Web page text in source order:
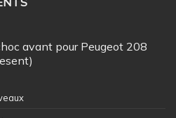
avant pour Peugeot 208